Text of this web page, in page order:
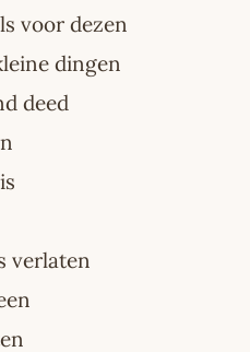
voor dezen
dingen
deed
verlaten